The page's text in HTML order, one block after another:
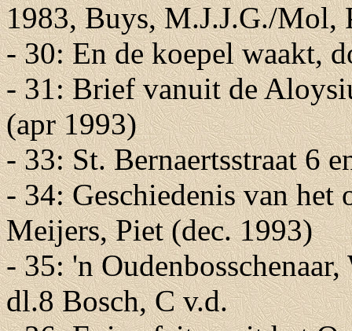
1983, Buys, M.J.J.G./Mol,
- 30: En de koepel waakt,
- 31: Brief vanuit de
(apr 1993)
- 33: St. Bernaertsstraat 6
- 34: Geschiedenis van
Meijers, Piet (dec. 1993)
- 35: 'n
dl.8 Bosch, C v.d.